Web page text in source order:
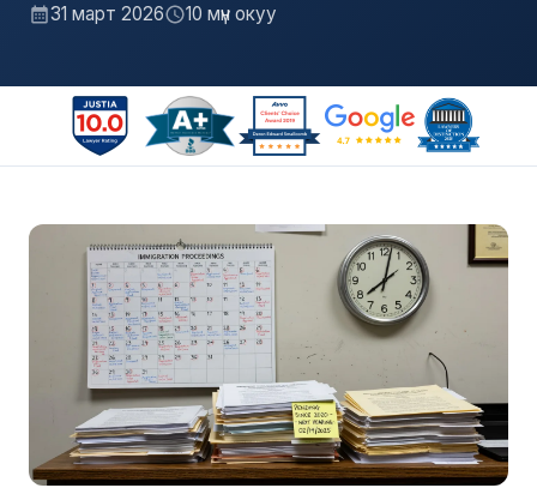
31 март 2026 10 мүн окуу